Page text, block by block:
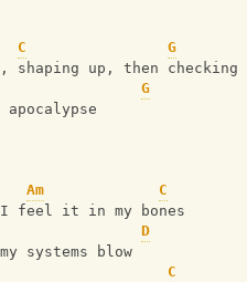
C G
shaping up, then checking
G
Am
C
I feel it in my bones
D
systems blow
C